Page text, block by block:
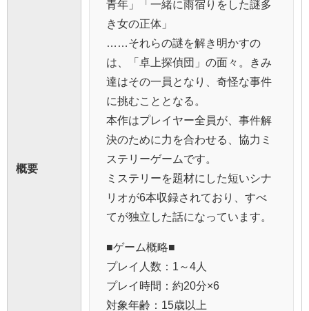
概要
青年」「一緒に雨宿りをした謎多
き女の正体」
……それらの謎を解き明かすの
は、「卓上探偵団」の面々。きみ
達はその一員となり、奇怪な事件
に挑むこととなる。
本作はプレイヤー全員が、事件解
決のために力を合わせる、協力ミ
ステリーゲームです。
ミステリーを題材にした短いシナ
リオが6本収録されており、すべ
てが独立した話になっています。
■ゲーム概略■
プレイ人数：1～4人
プレイ時間：約20分×6
対象年齢：15歳以上